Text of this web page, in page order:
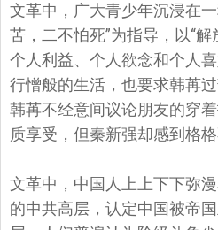
文革中，广大青少年沉浸在
苦，二不怕死”为指导，以“解
个人利益、个人欲念和个人喜
行憎般的生活，也要求韩苒过
韩苒不经意间议论朋友的穿
质享受， 但秦新强却感到格格
文革中，中国人上上下下弥
的中共高层， 认定中国被帝